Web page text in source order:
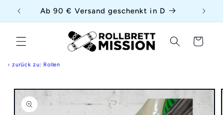
zum
Inhalt
Ab 90 € Versand geschenkt in D
Warenkorb
‹ zurück zu: Rollen
{{currency}}{{discount}} undefined
View Cart